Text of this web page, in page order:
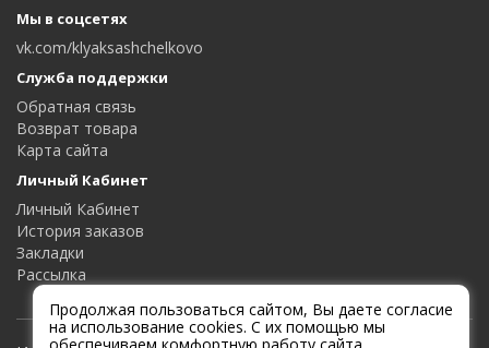
Мы в соцсетях
vk.com/klyaksashchelkovo
Служба поддержки
Обратная связь
Возврат товара
Карта сайта
Личный Кабинет
Личный Кабинет
История заказов
Закладки
Рассылка
Продолжая пользоваться сайтом, Вы даете согласие
на использование cookies. С их помощью мы